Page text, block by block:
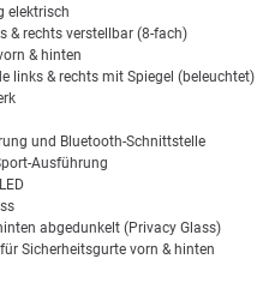
elektrisch
& rechts verstellbar (8-fach)
& hinten
links & rechts mit Spiegel (beleuchtet)
und Bluetooth-Schnittstelle
Ausführung
abgedunkelt (Privacy Glass)
Sicherheitsgurte vorn & hinten